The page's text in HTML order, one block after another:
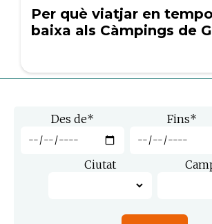
Per què viatjar en
baixa als Càmpings de
Des de* Fins*
Ciutat